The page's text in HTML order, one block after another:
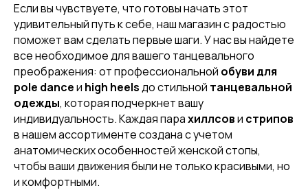
Если вы чувствуете, что готовы начать этот
удивительный путь к себе, наш магазин с радостью
поможет вам сделать первые шаги. У нас вы найдете
все необходимое для вашего танцевального
преображения: от профессиональной обуви для
pole danceи high heelsдо стильной танцевальной
одежды, которая подчеркнет вашу
индивидуальность. Каждая парахиллсови стрипов
в нашем ассортименте создана с учетом
анатомических особенностей женской стопы,
чтобы ваши движения были не только красивыми, но
и комфортными.
[ CUSTOM FOOTWEAR ]
ИНДИВИДУАЛЬНЫЙ
ПОШИВ СТРИПОВ
[ CUSTOM FOOTWEAR ]